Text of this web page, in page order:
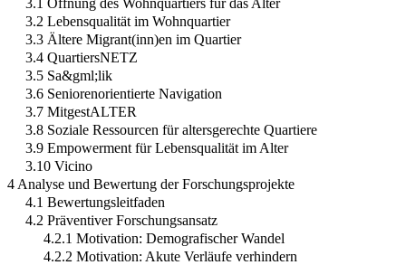
3.2 Lebensqualität im Wohnquartier
3.3 Ältere Migrant(inn)en im Quartier
3.4 QuartiersNETZ
3.5 Sa&gml;lik
3.6 Seniorenorientierte Navigation
3.7 MitgestALTER
3.8 Soziale Ressourcen für altersgerechte Quartiere
3.9 Empowerment für Lebensqualität im Alter
3.10 Vicino
4 Analyse und Bewertung der Forschungsprojekte
4.1 Bewertungsleitfaden
4.2 Präventiver Forschungsansatz
4.2.1 Motivation: Demografischer Wandel
4.2.2 Motivation: Akute Verläufe verhindern